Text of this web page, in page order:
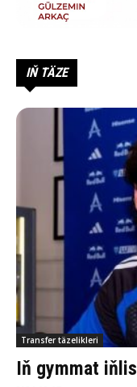
IŇ TÄZE
Transfer täzelikleri
Iň gymmat